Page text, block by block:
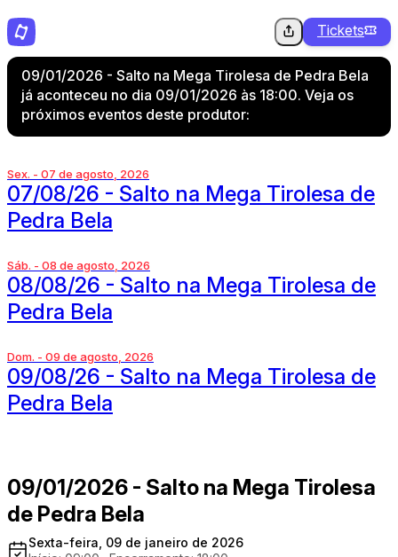
Tickets
09/01/2026 - Salto na Mega Tirolesa de Pedra Bela
já aconteceu no dia 09/01/2026 às 18:00. Veja os
próximos eventos deste produtor:
Sex. - 07 de agosto, 2026
07/08/26 - Salto na Mega Tirolesa de
Pedra Bela
Sáb. - 08 de agosto, 2026
08/08/26 - Salto na Mega Tirolesa de
Pedra Bela
Dom. - 09 de agosto, 2026
09/08/26 - Salto na Mega Tirolesa de
Pedra Bela
09/01/2026 - Salto na Mega Tirolesa
de Pedra Bela
Sexta-feira, 09 de janeiro de 2026